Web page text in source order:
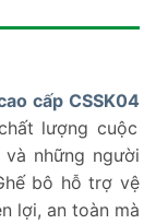
cấp CSSK04
lượng cuộc
những người
bô hỗ trợ vệ
lợi, an toàn mà